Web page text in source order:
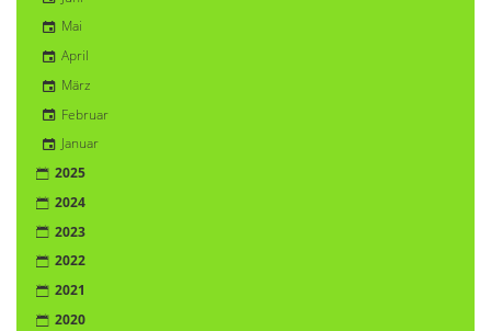
Mai
April
März
Februar
Januar
2025
2024
2023
2022
2021
2020